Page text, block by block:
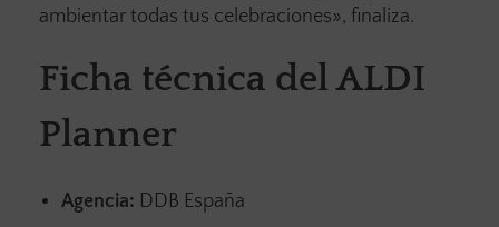
ambientar todas tus celebraciones», finaliza.
Ficha técnica del ALDI
Planner
Agencia: DDB España